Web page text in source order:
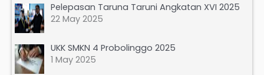
Pelepasan Taruna Taruni Angkatan XVI 2025
22 May 2025
UKK SMKN 4 Probolinggo 2025
1 May 2025